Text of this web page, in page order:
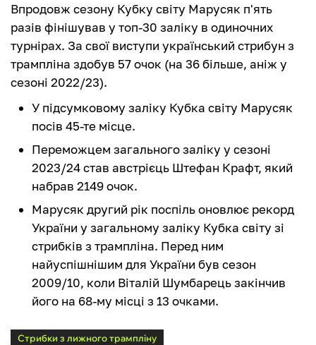
Впродовж сезону Кубку світу Марусяк п'ять
разів фінішував у топ-30 заліку в одиночних
турнірах. За свої виступи український стрибун з
трампліна здобув 57 очок (на 36 більше, аніж у
сезоні 2022/23).
У підсумковому заліку Кубка світу Марусяк
посів 45-те місце.
Переможцем загального заліку у сезоні
2023/24 став австрієць Штефан Крафт, який
набрав 2149 очок.
Марусяк другий рік поспіль оновлює рекорд
України у загальному заліку Кубка світу зі
стрибків з трампліна. Перед ним
найуспішнішим для України був сезон
2009/10, коли Віталій Шумбарець закінчив
його на 68-му місці з 13 очками.
Стрибки з лижного трампліну